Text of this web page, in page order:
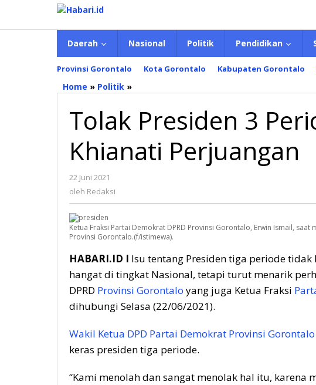
konten
Daerah Nasional Politik Pendidikan
Provinsi Gorontalo Kota Gorontalo Kabupaten Gorontalo
Home » Politik »
Periode,
Jangan
Khianati
Tolak Presiden 3
Khianati Perjuangan
22 Juni 2021
oleh Redaksi
Ketua Fraksi Partai Demokrat DPRD Provinsi Gorontalo, Erwin Ismail, saat
Provinsi Gorontalo.(f/istimewa).
HABARI.ID I Isu tentang Presiden tiga periode
hangat di tingkat Nasional, tetapi turut menarik
DPRD Provinsi Gorontalo yang juga Ketua Fraksi
dihubungi Selasa (22/06/2021).
Wakil Ketua DPD Partai Demokrat Provinsi Gorontalo
keras presiden tiga periode.
“Kami menolah dan sangat menolak hal itu, karena